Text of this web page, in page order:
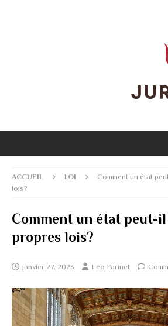
ACCUEIL LOI
Comment un état
lois?
Comment un état peut-
propres lois?
janvier 27, 2023 Léo Farinet